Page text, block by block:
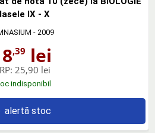
IX - X
- 2009
,39 lei
25,90 lei
indisponibil
alertă stoc